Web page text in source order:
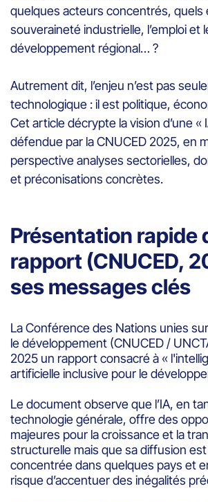
quelques acteurs concentrés, quels
souveraineté industrielle, l’emploi et
développement régional… ?
Autrement dit, l’enjeu n’est pas
technologique : il est politique,
Cet article décrypte la vision d’une «
défendue par la CNUCED 2025, en
perspective analyses sectorielles,
et préconisations concrètes.
Présentation rapide
rapport (CNUCED,
ses messages clés
La Conférence des Nations unies
le développement (CNUCED /
2025 un rapport consacré à «
artificielle inclusive pour le
Le document observe que l’IA, en
technologie générale, offre des
majeures pour la croissance et la
structurelle mais que sa diffusion
concentrée dans quelques pays et
risque d’accentuer des inégalités